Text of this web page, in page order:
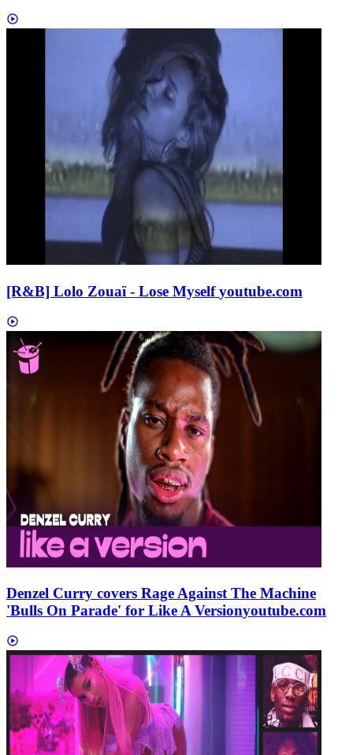
[R&B] Lolo Zouaï - Lose Myselfyoutube.com
Denzel Curry covers Rage Against The Machine
'Bulls On Parade' for Like A Versionyoutube.com